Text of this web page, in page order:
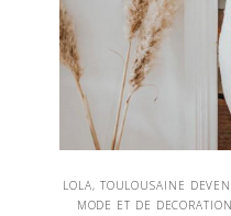
LOLA, TOULOUSAINE
MODE ET DE